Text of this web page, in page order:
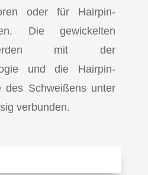
oder für Hairpin-
Die gewickelten
mit der
und die Hairpin-
des Schweißens unter
verbunden.